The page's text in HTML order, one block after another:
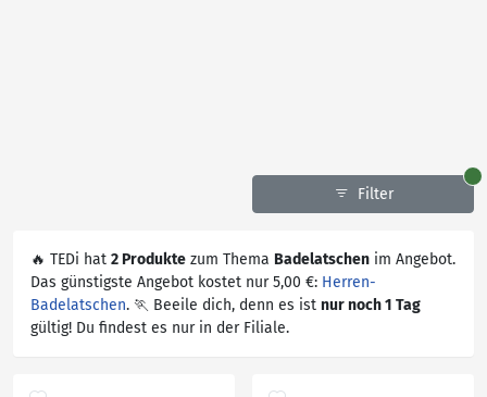
Filter
🔥 TEDi hat 2 Produkte zum Thema Badelatschen im Angebot.
Das günstigste Angebot kostet nur 5,00 €: Herren-
Badelatschen. 🏃 Beeile dich, denn es ist nur noch 1 Tag
gültig! Du findest es nur in der Filiale.